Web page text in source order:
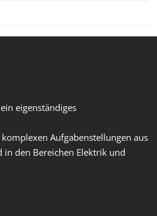
eigenständiges
Aufgabenstellungen aus
den Bereichen Elektrik und